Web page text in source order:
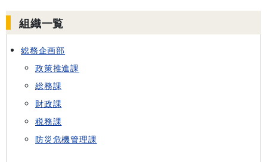
組織一覧
総務企画部
政策推進課
総務課
財政課
税務課
防災危機管理課